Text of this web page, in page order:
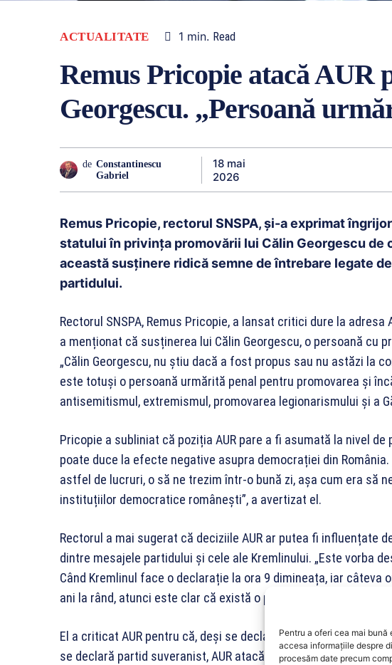
Pentru a oferi cea mai
accesa informațiile despre
procesăm date precum
ACTUALITATE 1 min. Read
Remus Pricopie atacă AUR
Georgescu. „Persoană
de Constantinescu
Gabriel
18 mai
2026
Remus Pricopie, rectorul SNSPA, și-a exprimat
statului în privința promovării lui Călin Georgescu de
această susținere ridică semne de întrebare legate
partidului.
Rectorul SNSPA, Remus Pricopie, a lansat critici dure la adresa
a menționat că susținerea lui Călin Georgescu, o persoană cu
„Călin Georgescu, nu știu dacă a fost propus sau nu astăzi la
este totuși o persoană urmărită penal pentru promovarea și
antisemitismul, extremismul, promovarea legionarismului și a
Pricopie a subliniat că poziția AUR pare a fi asumată la nivel
poate duce la efecte negative asupra democrației din
astfel de lucruri, o să ne trezim într-o bună zi, așa cum era să
instituțiilor democratice românești”, a avertizat el.
Rectorul a mai sugerat că deciziile AUR ar putea fi influențate
dintre mesajele partidului și cele ale Kremlinului. „Este vorba
Când Kremlinul face o declarație la ora 9 dimineața, iar câteva
ani la rând, atunci este clar că există o problemă”, a explicat
El a criticat AUR pentru că, deși se declară un partid
se declară partid suveranist, AUR atacă în fiecare zi